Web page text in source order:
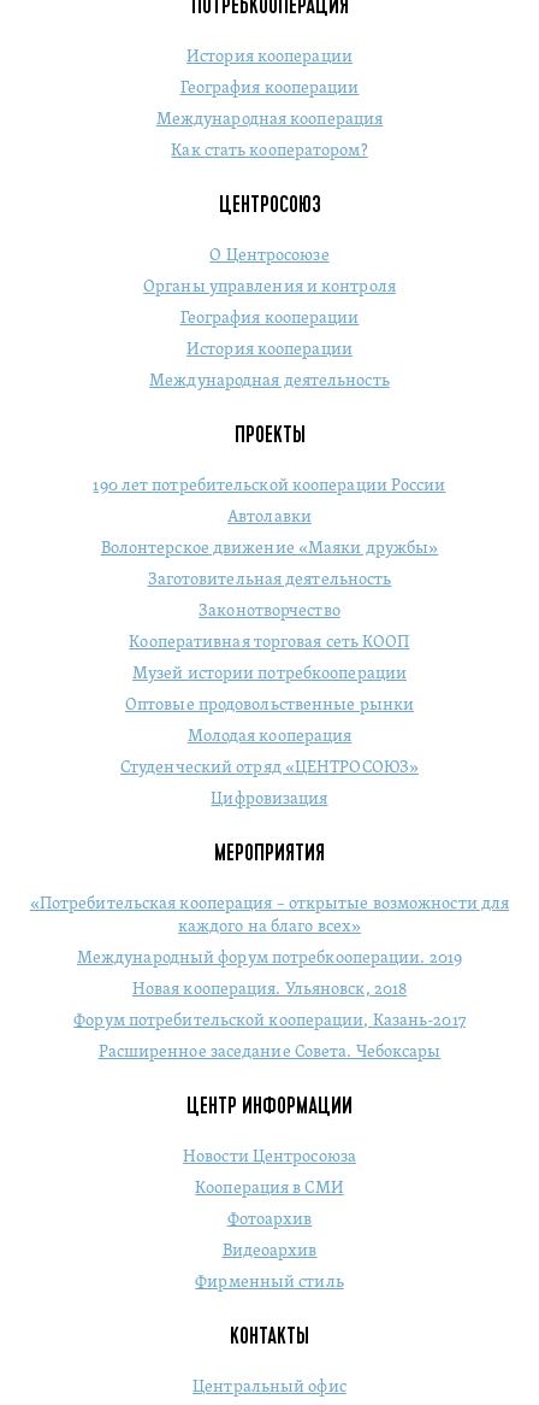
История кооперации
География кооперации
Международная кооперация
Как стать кооператором?
ЦЕНТРОСОЮЗ
О Центросоюзе
Органы управления и контроля
География кооперации
История кооперации
Международная деятельность
ПРОЕКТЫ
190 лет потребительской кооперации России
Автолавки
Волонтерское движение «Маяки дружбы»
Заготовительная деятельность
Законотворчество
Кооперативная торговая сеть КООП
Музей истории потребкооперации
Оптовые продовольственные рынки
Молодая кооперация
Студенческий отряд «ЦЕНТРОСОЮЗ»
Цифровизация
МЕРОПРИЯТИЯ
«Потребительская кооперация – открытые возможности для
каждого на благо всех»
Международный форум потребкооперации. 2019
Новая кооперация. Ульяновск, 2018
Форум потребительской кооперации, Казань-2017
Расширенное заседание Совета. Чебоксары
ЦЕНТР ИНФОРМАЦИИ
Новости Центросоюза
Кооперация в СМИ
Фотоархив
Видеоархив
Фирменный стиль
КОНТАКТЫ
Центральный офис